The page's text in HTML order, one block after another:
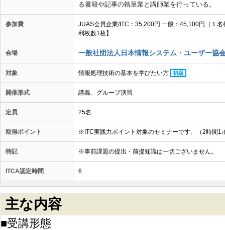
る書籍や記事の執筆業と講師業を行っている。
参加費
JUAS会員企業/ITC：35,200円 一般：45,100円（１
利枚数1枚】
会場 一般社団法人日本情報システム・ユーザー協
対象 情報処理技術の基本を学びたい方 初級
開催形式 講義、グループ演習
定員 25名
取得ポイント ※ITC実践力ポイント対象のセミナーです。（2時間1
特記 ※事前課題の提出・前提知識は一切ございません。
ITCA認定時間 6
主な内容
■受講形態